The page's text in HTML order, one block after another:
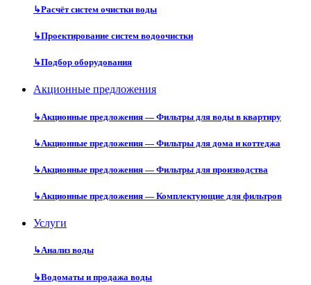
↳Расчёт систем очистки воды
↳Проектирование систем водоочистки
↳Подбор оборудования
Акционные предложения
↳Акционные предложения — Фильтры для воды в квартиру
↳Акционные предложения — Фильтры для дома и коттеджа
↳Акционные предложения — Фильтры для производства
↳Акционные предложения — Комплектующие для фильтров
Услуги
↳Анализ воды
↳Водоматы и продажа воды